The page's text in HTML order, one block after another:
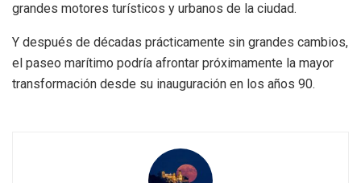
grandes motores turísticos y urbanos de la ciudad.
Y después de décadas prácticamente sin grandes cambios,
el paseo marítimo podría afrontar próximamente la mayor
transformación desde su inauguración en los años 90.